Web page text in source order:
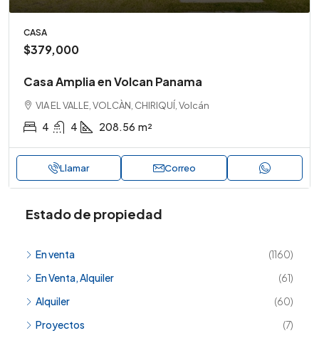
CASA
$379,000
Casa Amplia en Volcan Panama
VIA EL VALLE, VOLCÀN, CHIRIQUÍ, Volcán
4 4 208.56 m²
Llamar Correo
Estado de propiedad
En venta
(1160)
En Venta, Alquiler
(61)
Alquiler
(60)
Proyectos
(7)